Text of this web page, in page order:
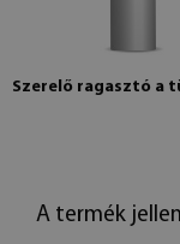
Szerelő ragasztó a
A termék